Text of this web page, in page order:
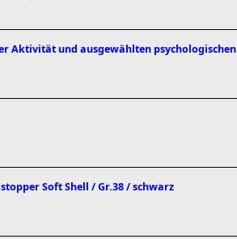
Aktivität und ausgewählten psychologischen
Soft Shell / Gr.38 / schwarz